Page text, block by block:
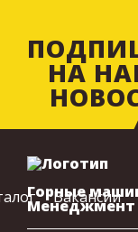
НА
Горные
Менеджмент
Вакансии